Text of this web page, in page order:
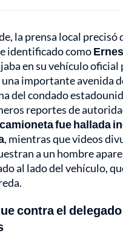
la prensa local precisó
identificado como
en su vehículo oficial
importante avenida
del condado
reportes de
camioneta fue hallada
, mientras que videos
a un hombre
al lado del vehículo,
contra el delegado